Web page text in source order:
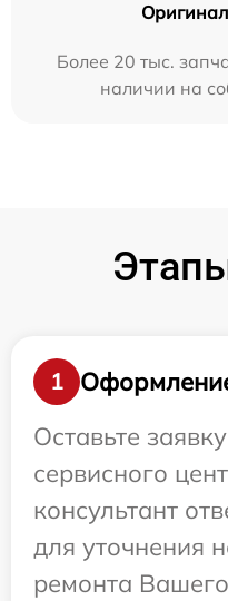
Более 20 тыс.
наличии на
1
Оставьте
сервисного
консультант
для уточнения
ремонта